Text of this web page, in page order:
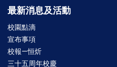
最新消息及活動
校園點滴
宣布事項
校報—恒炘
三十五周年校慶